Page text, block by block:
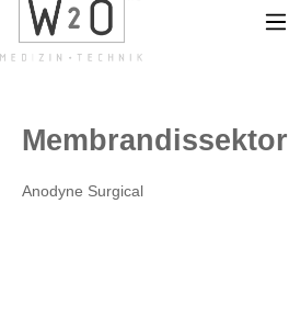
springen
Anodyne Surgical